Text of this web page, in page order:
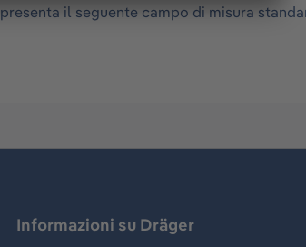
il seguente campo di misura
Informazioni su Dräger